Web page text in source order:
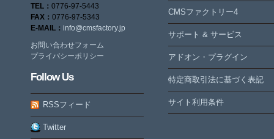
"\n");
'1234567890'),
'_sample',
'_sample',
'1234567890'),
TEL： 0776-97-5443
FAX： 0776-97-5343
E-MAIL： info@cmsfactory.jp
お問い合わせフォーム
プライバシーポリシー
Follow Us
RSSフィード
Twitter
CMSファクトリー4
サポート & サービス
アドオン・プラグイン
特定商取引法に基づく表記
サイト利用条件